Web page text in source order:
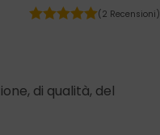
(2 Recensioni)
di qualità, del